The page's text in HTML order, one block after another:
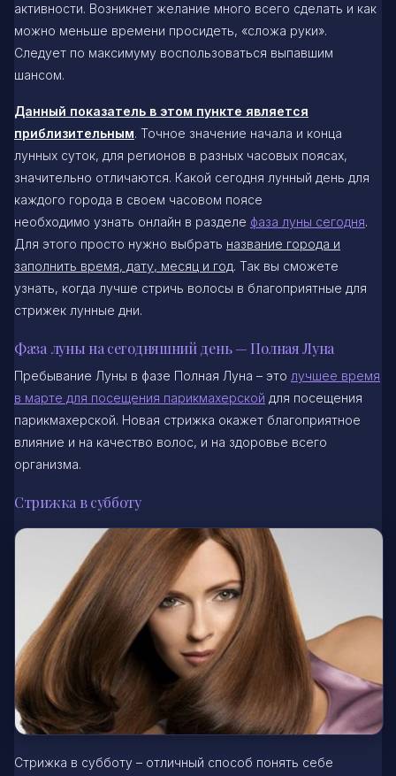
активности. Возникнет желание много всего сделать и как
можно меньше времени просидеть, «сложа руки».
Следует по максимуму воспользоваться выпавшим
шансом.
Данный показатель в этом пункте является
приблизительным. Точное значение начала и конца
лунных суток, для регионов в разных часовых поясах,
значительно отличаются. Какой сегодня лунный день для
каждого города в своем часовом поясе
необходимо узнать онлайн в разделе фаза луны сегодня.
Для этого просто нужно выбрать название города и
заполнить время, дату, месяц и год. Так вы сможете
узнать, когда лучше стричь волосы в благоприятные для
стрижек лунные дни.
Фаза луны на сегодняшний день — Полная Луна
Пребывание Луны в фазе Полная Луна – это лучшее время
в марте для посещения парикмахерской для посещения
парикмахерской. Новая стрижка окажет благоприятное
влияние и на качество волос, и на здоровье всего
организма.
Стрижка в субботу
Стрижка в субботу – отличный способ понять себе